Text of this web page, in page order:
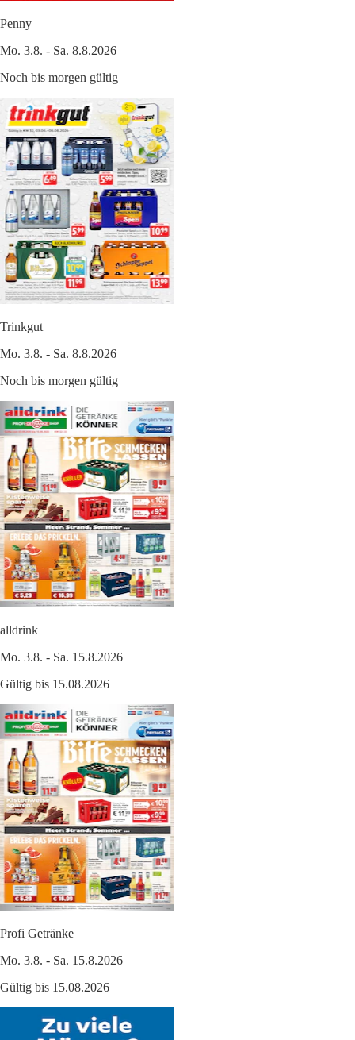
Penny
Mo. 3.8. - Sa. 8.8.2026
Noch bis morgen gültig
Trinkgut
Mo. 3.8. - Sa. 8.8.2026
Noch bis morgen gültig
alldrink
Mo. 3.8. - Sa. 15.8.2026
Gültig bis 15.08.2026
Profi Getränke
Mo. 3.8. - Sa. 15.8.2026
Gültig bis 15.08.2026